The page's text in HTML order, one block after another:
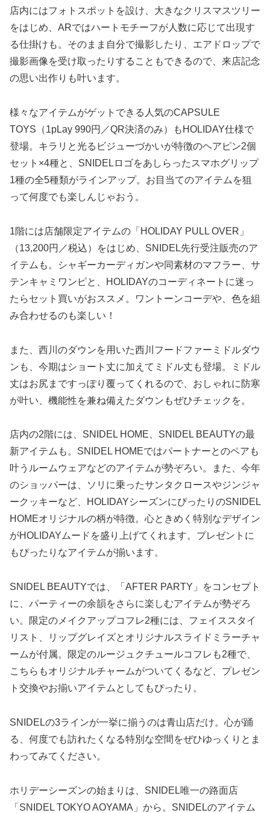
店内にはフォトスポットを設け、大きなクリスマスツリー
をはじめ、ARではハートモチーフが人数に応じて出現す
る仕掛けも。そのまま自分で撮影したり、エアドロップで
撮影画像を受け取ったりすることもできるので、来店記念
の思い出作りも叶います。
様々なアイテムがゲットできる人気のCAPSULE
TOYS（1pLay 990円／QR決済のみ）もHOLIDAY仕様で
登場。キラリと光るビジューづかいが特徴のヘアピン2個
セット×4種と、SNIDELロゴをあしらったスマホグリップ
1種の全5種類がラインアップ。お目当てのアイテムを狙
って何度でも楽しんじゃおう。
1階には店舗限定アイテムの「HOLIDAY PULL OVER」
（13,200円／税込）をはじめ、SNIDEL先行受注販売のア
イテムも。シャギーカーディガンや同素材のマフラー、サ
テンキャミワンピと、HOLIDAYのコーディネートに迷っ
たらセット買いがおススメ。ワントーンコーデや、色を組
み合わせるのも楽しい！
また、西川のダウンを用いた西川フードファーミドルダウ
ンも、今期はショート丈に加えてミドル丈も登場。ミドル
丈はお尻まですっぽり覆ってくれるので、おしゃれに防寒
が叶い、機能性を兼ね備えたダウンもぜひチェックを。
店内の2階には、SNIDEL HOME、SNIDEL BEAUTYの最
新アイテムも。SNIDEL HOMEではパートナーとのペアも
叶うルームウェアなどのアイテムが勢ぞろい。また、今年
のショッパーは、ソリに乗ったサンタクロースやジンジャ
ークッキーなど、HOLIDAYシーズンにぴったりのSNIDEL
HOMEオリジナルの柄が特徴。心ときめく特別なデザイン
がHOLIDAYムードを盛り上げてくれます。プレゼントに
もぴったりなアイテムが揃います。
SNIDEL BEAUTYでは、「AFTER PARTY」をコンセプト
に、パーティーの余韻をさらに楽しむアイテムが勢ぞろ
い。限定のメイクアップコフレ2種には、フェイススタイ
リスト、リップグレイズとオリジナルスライドミラーチャ
ームが付属。限定のルージュクチュールコフレも2種で、
こちらもオリジナルチャームがついてくるなど、プレゼン
ト交換やお揃いアイテムとしてもぴったり。
SNIDELの3ラインが一挙に揃うのは青山店だけ。心が踊
る、何度でも訪れたくなる特別な空間をぜひゆっくりとま
わってみてください。
ホリデーシーズンの始まりは、SNIDEL唯一の路面店
「SNIDEL TOKYO AOYAMA」から。SNIDELのアイテム